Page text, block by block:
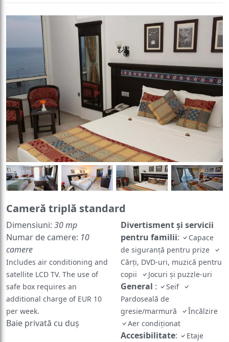
Cameră triplă standard
Dimensiuni: 30 mp
Numar de camere: 10
camere
Includes air conditioning and
satellite LCD TV. The use of
safe box requires an
additional charge of EUR 10
per week.
Baie privată cu duș
Divertisment și servicii
pentru familii:
Capace
de siguranță pentru prize
Cărți, DVD-uri, muzică pentru
copii
Jocuri și puzzle-uri
General :
Seif
Pardoseală de
gresie/marmură
Încălzire
Aer condiţionat
Accesibilitate:
Etaje